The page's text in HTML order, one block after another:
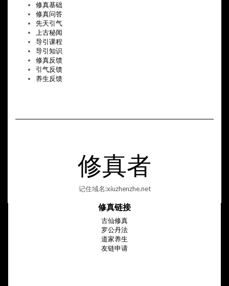
修真基础
修真问答
先天引气
上古秘闻
导引课程
导引知识
修真反馈
引气反馈
养生反馈
修真者
记住域名:xiuzhenzhe.net
修真链接
古仙修真
罗公丹法
道家养生
友链申请